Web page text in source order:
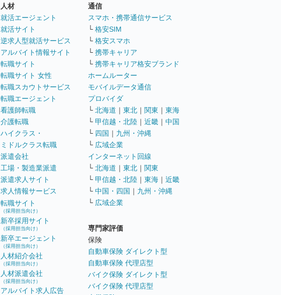
人材
就活エージェント
就活サイト
逆求人型就活サービス
アルバイト情報サイト
転職サイト
転職サイト 女性
転職スカウトサービス
転職エージェント
看護師転職
介護転職
ハイクラス・
ミドルクラス転職
派遣会社
工場・製造業派遣
派遣求人サイト
求人情報サービス
転職サイト
（採用担当向け）
新卒採用サイト
（採用担当向け）
新卒エージェント
（採用担当向け）
人材紹介会社
（採用担当向け）
人材派遣会社
（採用担当向け）
アルバイト求人広告
通信
スマホ・携帯通信サービス
└ 格安SIM
└ 格安スマホ
└ 携帯キャリア
└ 携帯キャリア格安ブランド
ホームルーター
モバイルデータ通信
プロバイダ
└ 北海道 ｜ 東北 ｜ 関東 ｜ 東海
└ 甲信越・北陸 ｜ 近畿 ｜ 中国
└ 四国 ｜ 九州・沖縄
└ 広域企業
インターネット回線
└ 北海道 ｜ 東北 ｜ 関東
└ 甲信越・北陸 ｜ 東海 ｜ 近畿
└ 中国・四国 ｜ 九州・沖縄
└ 広域企業
専門家評価
保険
自動車保険 ダイレクト型
自動車保険 代理店型
バイク保険 ダイレクト型
バイク保険 代理店型